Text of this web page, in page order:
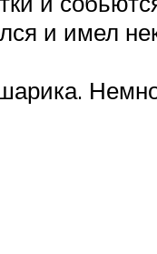
и имел